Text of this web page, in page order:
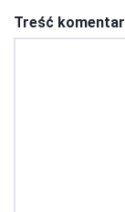
Treść